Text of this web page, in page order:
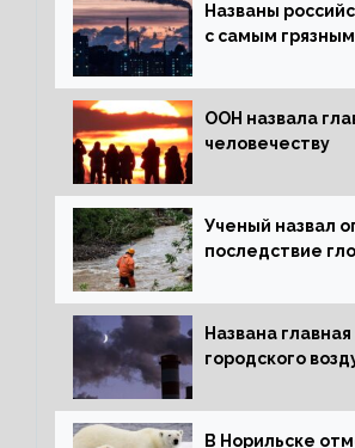
Названы
с самым
ООН назвала
человечеству
Ученый назвал
последствие
Названа
городского
В Норильске